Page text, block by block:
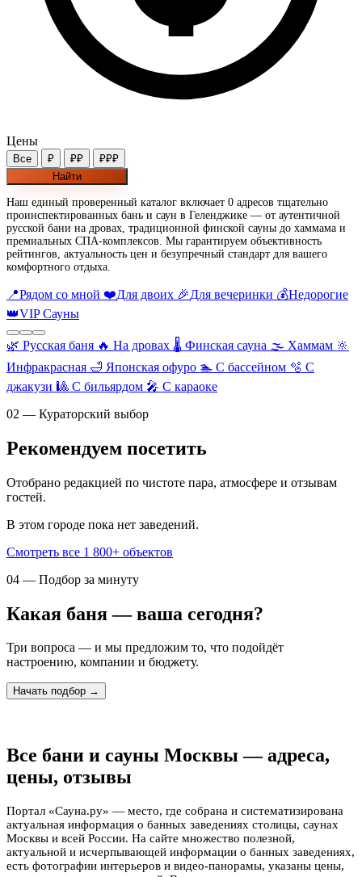
Цены
Все ₽ ₽₽
₽₽₽
Найти
Наш единый проверенный каталог включает 0 адресов тщательно
проинспектированных бань и саун в Геленджике — от аутентичной
русской бани на дровах, традиционной финской сауны до хаммама и
премиальных СПА-комплексов. Мы гарантируем объективность
рейтингов, актуальность цен и безупречный стандарт для вашего
комфортного отдыха.
📍Рядом со мной ❤️Для двоих 🎉Для вечеринки 💰Недорогие
👑VIP Сауны
🌿 Русская баня 🔥 На дровах 🌡️ Финская сауна 🌫️ Хаммам 🔆
Инфракрасная 🛁 Японская офуро 🏊 С бассейном 🫧 С
джакузи 🎱 С бильярдом 🎤 С караоке
02 — Кураторский выбор
Рекомендуем посетить
Отобрано редакцией по чистоте пара, атмосфере и отзывам
гостей.
В этом городе пока нет заведений.
Смотреть все 1 800+ объектов
04 — Подбор за минуту
Какая баня — ваша сегодня?
Три вопроса — и мы предложим то, что подойдёт
настроению, компании и бюджету.
Начать подбор →
Все бани и сауны Москвы — адреса,
цены, отзывы
Портал «Сауна.ру» — место, где собрана и систематизирована
актуальная информация о банных заведениях столицы, саунах
Москвы и всей России. На сайте множество полезной,
актуальной и исчерпывающей информации о банных заведениях,
есть фотографии интерьеров и видео-панорамы, указаны цены,